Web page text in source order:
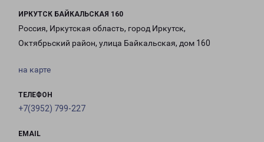
ИРКУТСК БАЙКАЛЬСКАЯ 160
Россия, Иркутская область, город Иркутск,
Октябрьский район, улица Байкальская, дом 160
на карте
ТЕЛЕФОН
+7(3952) 799-227
EMAIL